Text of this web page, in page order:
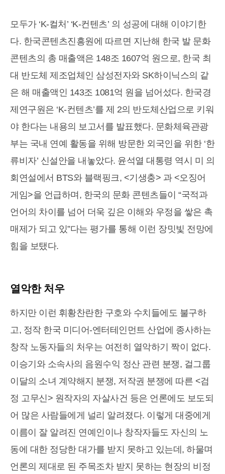
모두가 ‘K-컬처’ ‘K-컨텐츠’ 의 성공에 대해 이야기한
다. 한국콘텐츠진흥원에 따르면 지난해 한국 발 문화
콘텐츠의 총 매출액은 148조 1607억 원으로, 한국 최
대 반도체 제조업체인 삼성전자와 SK하이닉스의 같
은 해 매출액인 143조 1081억 원을 넘어섰다. 한국경
제연구원은 ‘K-컨텐츠’를 제 2의 반도체산업으로 키워
야 한다는 내용의 보고서를 발표했다. 문화체육관광
부는 국내 연예 활동을 위해 방문한 외국인을 위한 ‘한
류비자’ 신설안을 내놓았다. 윤석열 대통령 역시 미 의
회연설에서 BTS와 블랙핑크, <기생충> 과 <오징어
게임>을 언급하며, 한국의 문화 콘텐츠들이 “국적과
언어의 차이를 넘어 더욱 깊은 이해와 우정을 쌓은 촉
매제가 되고 있”다는 평가를 통해 이런 장밋빛 전망에
힘을 보탰다.
열악한 처우
하지만 이런 휘황찬란한 구호와 수치들에도 불구하
고, 정작 한국 미디어-엔터테인먼트 산업에 종사하는
창작 노동자들의 처우는 여전히 열악하기 짝이 없다.
이승기와 소속사의 음원수익 정산 관련 분쟁, 걸그룹
이달의 소녀 계약해지 분쟁, 저작권 분쟁에 따른 <검
정 고무신> 원작자의 자살사건 등은 언론에도 보도되
어 많은 사람들에게 널리 알려졌다. 이렇게 대중에게
이름이 잘 알려진 연예인이나 창작자들도 자신의 노
동에 대한 정당한 대가를 받지 못하고 있는데, 하물며
언론의 제대로 된 주목조차 받지 못하는 현장의 비정